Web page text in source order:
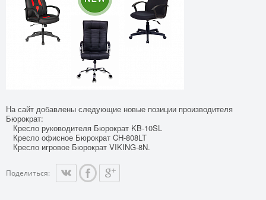
На сайт добавлены следующие новые позиции производителя
Бюрократ:
Кресло руководителя Бюрократ KB-10SL
Кресло офисное Бюрократ CH-808LT
Кресло игровое Бюрократ VIKING-8N.
Поделиться: